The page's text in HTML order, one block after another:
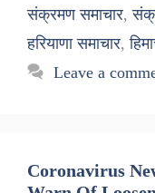
संक्रमण समाचार,
हरियाणा समाचार,
Leave a
Coronavirus